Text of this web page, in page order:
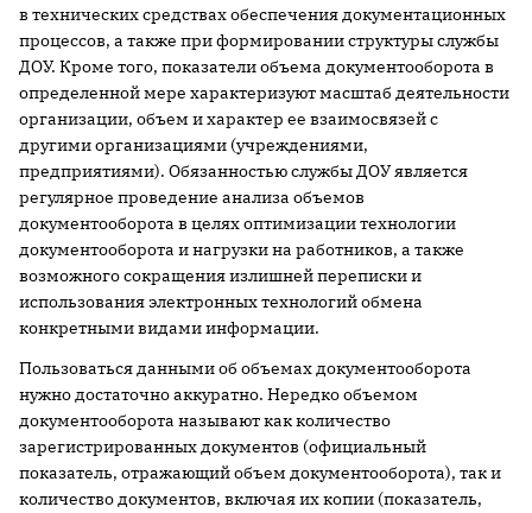
в технических средствах обеспечения документационных
процессов, а также при формировании структуры службы
ДОУ. Кроме того, показатели объема документооборота в
определенной мере характеризуют масштаб деятельности
организации, объем и характер ее взаимосвязей с
другими организациями (учреждениями,
предприятиями). Обязанностью службы ДОУ является
регулярное проведение анализа объемов
документооборота в целях оптимизации технологии
документооборота и нагрузки на работников, а также
возможного сокращения излишней переписки и
использования электронных технологий обмена
конкретными видами информации.
Пользоваться данными об объемах документооборота
нужно достаточно аккуратно. Нередко объемом
документооборота называют как количество
зарегистрированных документов (официальный
показатель, отражающий объем документооборота), так и
количество документов, включая их копии (показатель,